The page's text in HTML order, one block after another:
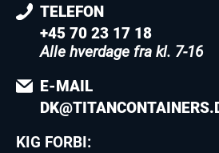
TELEFON
+45 70 23 17 18
Alle hverdage fra kl. 7-16
E-MAIL
KIG FORBI: